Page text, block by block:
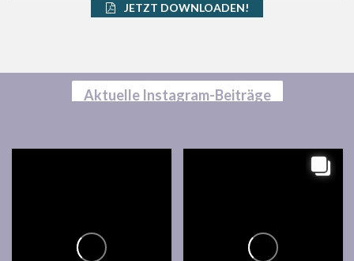
JETZT DOWNLOADEN!
Aktuelle Instagram-Beiträge